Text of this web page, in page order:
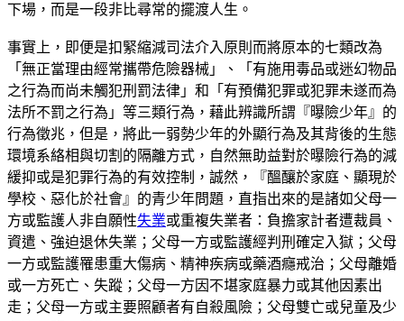
下場，而是一段非比尋常的擺渡人生。
事實上，即便是扣緊縮減司法介入原則而將原本的七類改為
「無正當理由經常攜帶危險器械」、「有施用毒品或迷幻物品
之行為而尚未觸犯刑罰法律」和「有預備犯罪或犯罪未遂而為
法所不罰之行為」等三類行為，藉此辨識所謂『曝險少年』的
行為徵兆，但是，將此一弱勢少年的外顯行為及其背後的生態
環境系絡相與切割的隔離方式，自然無助益對於曝險行為的減
緩抑或是犯罪行為的有效控制，誠然，『醞釀於家庭、顯現於
學校、惡化於社會』的青少年問題，直指出來的是諸如父母一
方或監護人非自願性失業或重複失業者：負擔家計者遭裁員、
資遣、強迫退休失業；父母一方或監護經判刑確定入獄；父母
一方或監護罹患重大傷病、精神疾病或藥酒癮戒治；父母離婚
或一方死亡、失蹤；父母一方因不堪家庭暴力或其他因素出
走；父母一方或主要照顧者有自殺風險；父母雙亡或兒童及少